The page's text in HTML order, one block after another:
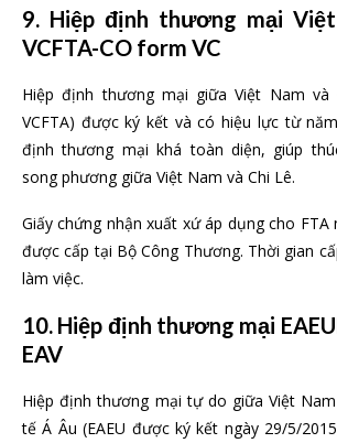
9. Hiệp định thương mại Việt
VCFTA-CO form VC
Hiệp định thương mại giữa Việt Nam và
VCFTA) được ký kết và có hiệu lực từ
định thương mại khá toàn diện, giúp
song phương giữa Việt Nam và Chi Lê.
Giấy chứng nhận xuất xứ áp dụng cho FTA
được cấp tại Bộ Công Thương. Thời gian
làm việc.
10. Hiệp định thương mại
EAV
Hiệp định thương mại tự do giữa Việt
tế Á Âu (EAEU được ký kết ngày 29/5/